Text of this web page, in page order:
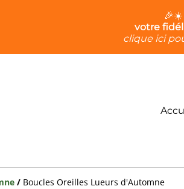
🎉☀️
votre
clique ici
/ Boucles Oreilles Lueurs d'Automne